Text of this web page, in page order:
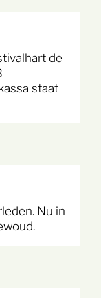
de
staat
Nu in